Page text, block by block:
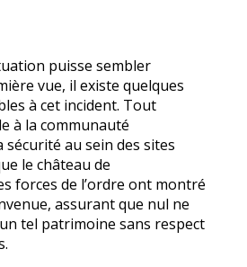
puisse sembler
vue, il existe quelques
à cet incident. Tout
à la communauté
sécurité au sein des sites
le château de
forces de l’ordre ont montré
assurant que nul ne
tel patrimoine sans respect